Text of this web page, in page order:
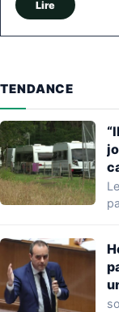
Lire
TENDANCE